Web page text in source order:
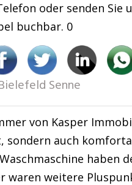
oder senden Sie
buchbar. 0
Senne
von Kasper
auch
haben
waren weitere